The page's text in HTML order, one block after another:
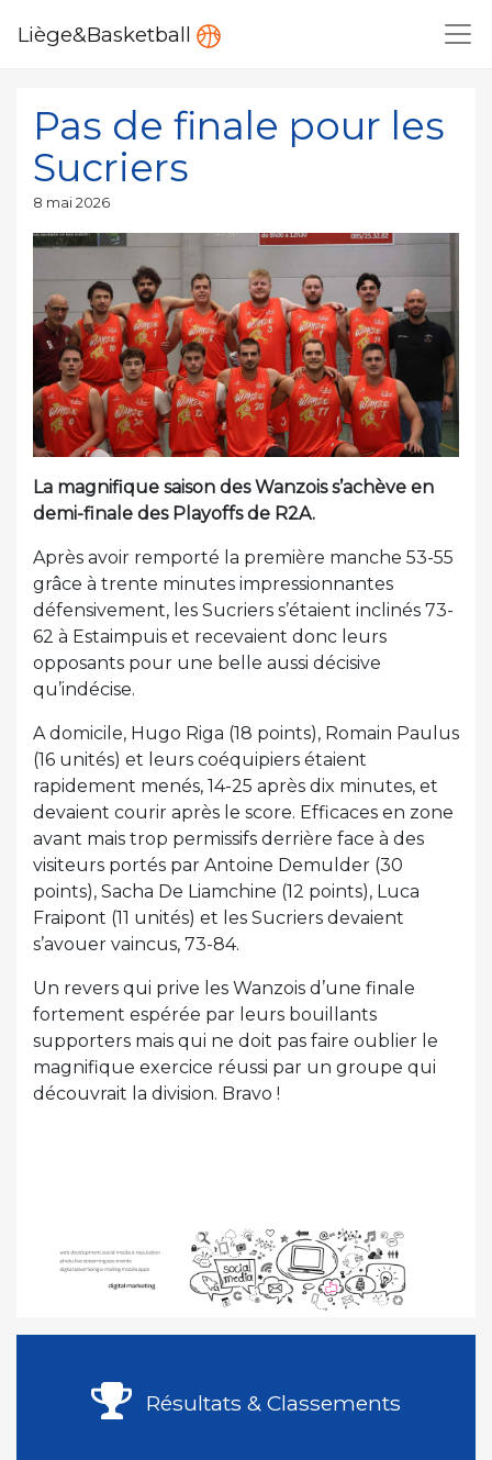
Liège&Basketball
Pas de finale pour les
Sucriers
Publié
8 mai 2026
La magnifique saison des Wanzois s’achève en
demi-finale des Playoffs de R2A.
Après avoir remporté la première manche 53-55
grâce à trente minutes impressionnantes
défensivement, les Sucriers s’étaient inclinés 73-
62 à Estaimpuis et recevaient donc leurs
opposants pour une belle aussi décisive
qu’indécise.
A domicile, Hugo Riga (18 points), Romain Paulus
(16 unités) et leurs coéquipiers étaient
rapidement menés, 14-25 après dix minutes, et
devaient courir après le score. Efficaces en zone
avant mais trop permissifs derrière face à des
visiteurs portés par Antoine Demulder (30
points), Sacha De Liamchine (12 points), Luca
Fraipont (11 unités) et les Sucriers devaient
s’avouer vaincus, 73-84.
Un revers qui prive les Wanzois d’une finale
fortement espérée par leurs bouillants
supporters mais qui ne doit pas faire oublier le
magnifique exercice réussi par un groupe qui
découvrait la division. Bravo !
Résultats & Classements